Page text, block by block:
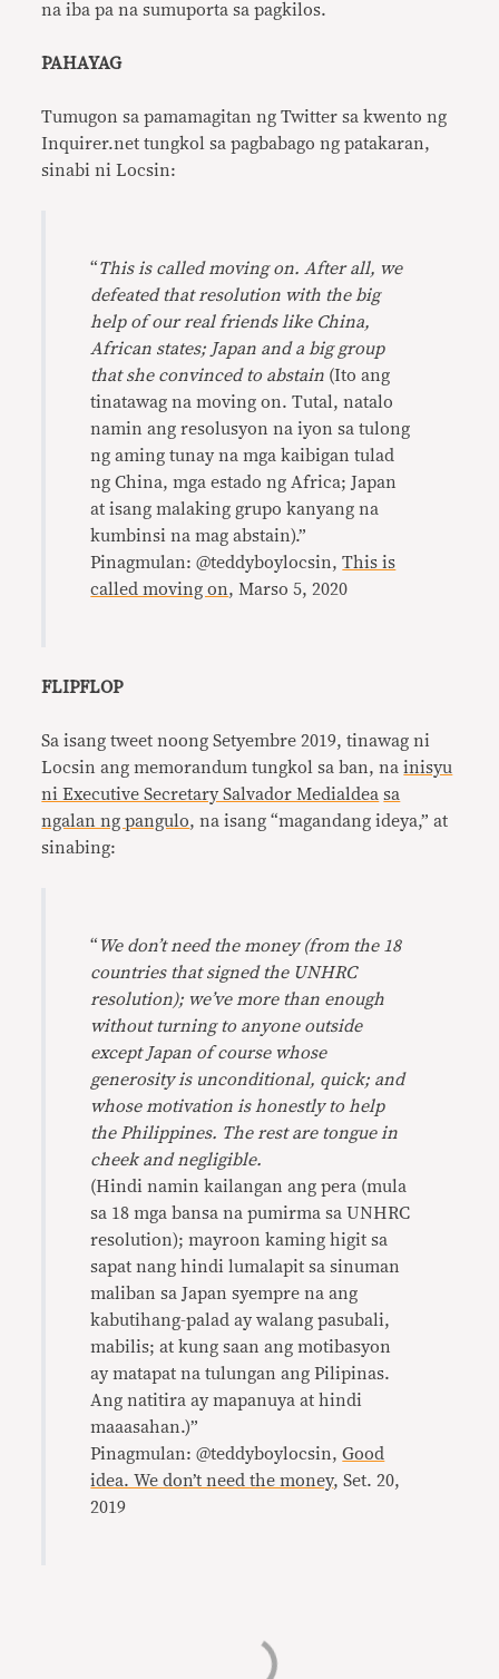
na iba pa na sumuporta sa pagkilos.
PAHAYAG
Tumugon sa pamamagitan ng Twitter sa kwento ng
Inquirer.net tungkol sa pagbabago ng patakaran,
sinabi ni Locsin:
“This is called moving on. After all, we
defeated that resolution with the big
help of our real friends like China,
African states; Japan and a big group
that she convinced to abstain (Ito ang
tinatawag na moving on. Tutal, natalo
namin ang resolusyon na iyon sa tulong
ng aming tunay na mga kaibigan tulad
ng China, mga estado ng Africa; Japan
at isang malaking grupo kanyang na
kumbinsi na mag abstain).”
Pinagmulan: @teddyboylocsin,This is
called moving on, Marso 5, 2020
FLIPFLOP
Sa isang tweet noong Setyembre 2019, tinawag ni
Locsin ang memorandum tungkol sa ban, nainisyu
ni Executive Secretary Salvador Medialdea sa
ngalan ng pangulo, na isang “magandang ideya,” at
sinabing:
“ We don’t need the money (from the 18
countries that signed the UNHRC
resolution); we’ve more than enough
without turning to anyone outside
except Japan of course whose
generosity is unconditional, quick; and
whose motivation is honestly to help
the Philippines. The rest are tongue in
cheek and negligible.
(Hindi namin kailangan ang pera (mula
sa 18 mga bansa na pumirma sa UNHRC
resolution); mayroon kaming higit sa
sapat nang hindi lumalapit sa sinuman
maliban sa Japan syempre na ang
kabutihang-palad ay walang pasubali,
mabilis; at kung saan ang motibasyon
ay matapat na tulungan ang Pilipinas.
Ang natitira ay mapanuya at hindi
maaasahan.)”
Pinagmulan: @teddyboylocsin,Good
idea. We don’t need the money, Set. 20,
2019